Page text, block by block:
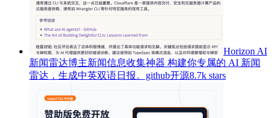
Horizon AI
新闻雷达博主新闻信息收集神器 构建你专属的 AI 新闻
雷达，生成中英双语日报。github开源8.7k stars